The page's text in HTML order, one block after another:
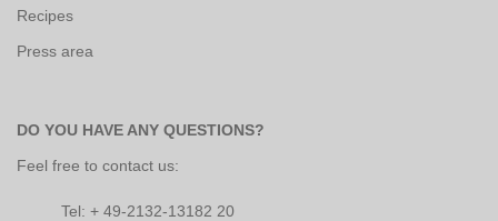
Recipes
Press area
DO YOU HAVE ANY QUESTIONS?
Feel free to contact us:
Tel: + 49-2132-13182 20